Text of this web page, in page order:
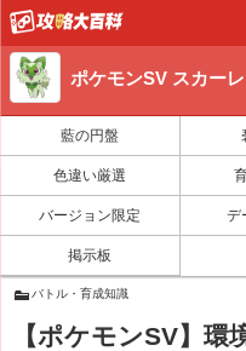
ポケモンSV スカー
藍の円盤
色違い厳選
バージョン限定 デ
掲示板
バトル・育成知識
【ポケモンSV】環